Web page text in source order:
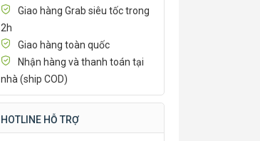
Giao hàng Grab siêu tốc trong
2h
Giao hàng toàn quốc
Nhận hàng và thanh toán tại
nhà (ship COD)
HOTLINE HỖ TRỢ